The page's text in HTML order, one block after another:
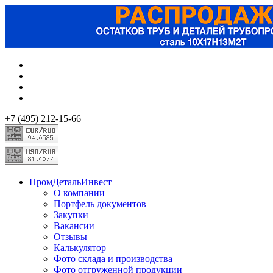
+7 (495) 212-15-66
ПромДетальИнвест
О компании
Портфель документов
Закупки
Вакансии
Отзывы
Калькулятор
Фото склада и производства
Фото отгруженной продукции